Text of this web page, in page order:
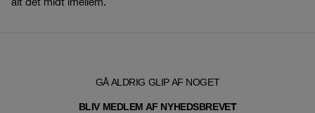
GÅ ALDRIG GLIP AF NOGET
BLIV MEDLEM AF NYHEDSBREVET